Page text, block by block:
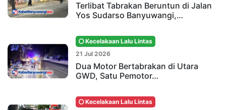
Terlibat Tabrakan Beruntun di Jalan
Yos Sudarso Banyuwangi,…
Kecelakaan Lalu Lintas
21 Jul 2026
Dua Motor Bertabrakan di Utara
GWD, Satu Pemotor…
Kecelakaan Lalu Lintas